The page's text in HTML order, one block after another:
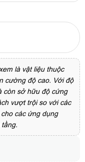
là vật liệu thuộc
cường độ cao. Với độ
còn sở hữu độ cứng
vượt trội so với các
các ứng dụng